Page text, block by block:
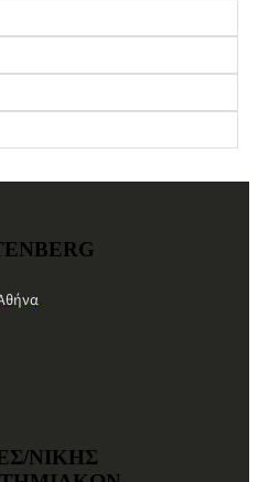
ΝΙΚΗΣ